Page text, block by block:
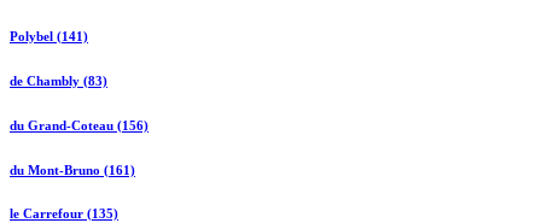
Polybel (141)
de Chambly (83)
du Grand-Coteau (156)
du Mont-Bruno (161)
le Carrefour (135)